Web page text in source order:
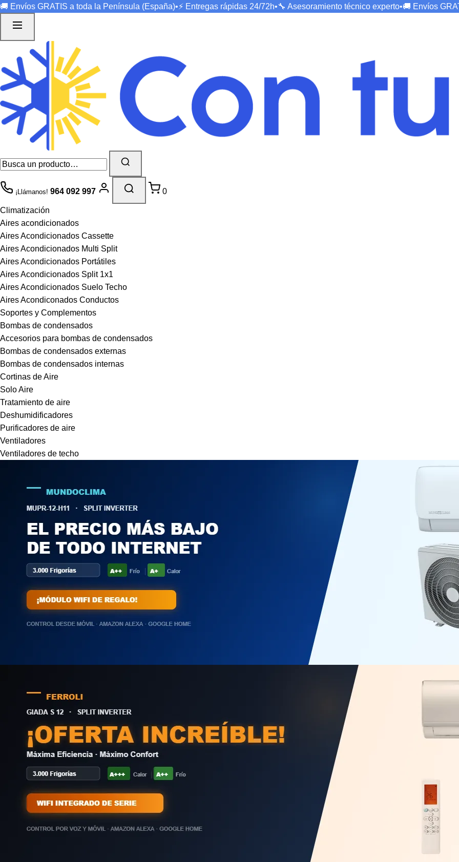
🚚 Envíos GRATIS a toda la Península (España)•⚡ Entregas rápidas 24/72h•🔧 Asesoramiento técnico experto•🚚 Envíos
¡Llámanos! 964 092 997 0
Climatización
Aires acondicionados
Aires Acondicionados Cassette
Aires Acondicionados Multi Split
Aires Acondicionados Portátiles
Aires Acondicionados Split 1x1
Aires Acondicionados Suelo Techo
Aires Acondiconados Conductos
Soportes y Complementos
Bombas de condensados
Accesorios para bombas de condensados
Bombas de condensados externas
Bombas de condensados internas
Cortinas de Aire
Solo Aire
Tratamiento de aire
Deshumidificadores
Purificadores de aire
Ventiladores
Ventiladores de techo